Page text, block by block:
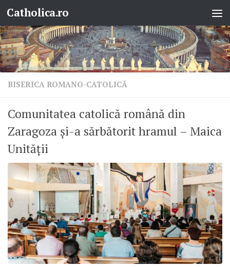
Skip to content
Catholica.ro
BISERICA ROMANO-CATOLICĂ
Comunitatea catolică română din
Zaragoza și-a sărbătorit hramul – Maica
Unității